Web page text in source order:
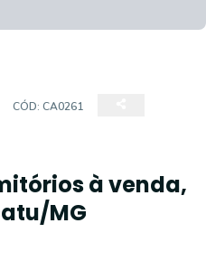
CÓD: CA0261
à venda,
MG